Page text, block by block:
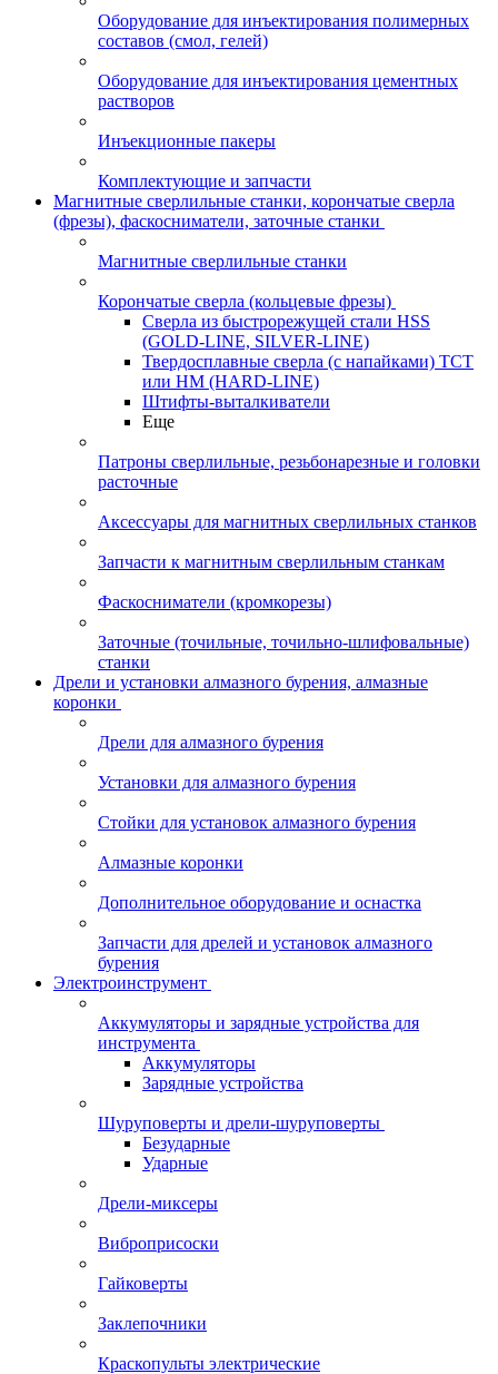
Оборудование для инъектирования полимерных
составов (смол, гелей)
Оборудование для инъектирования цементных
растворов
Инъекционные пакеры
Комплектующие и запчасти
Магнитные сверлильные станки, корончатые сверла
(фрезы), фаскосниматели, заточные станки
Магнитные сверлильные станки
Корончатые сверла (кольцевые фрезы)
Сверла из быстрорежущей стали HSS
(GOLD-LINE, SILVER-LINE)
Твердосплавные сверла (с напайками) ТСТ
или HM (HARD-LINE)
Штифты-выталкиватели
Еще
Патроны сверлильные, резьбонарезные и головки
расточные
Аксессуары для магнитных сверлильных станков
Запчасти к магнитным сверлильным станкам
Фаскосниматели (кромкорезы)
Заточные (точильные, точильно-шлифовальные)
станки
Дрели и установки алмазного бурения, алмазные
коронки
Дрели для алмазного бурения
Установки для алмазного бурения
Стойки для установок алмазного бурения
Алмазные коронки
Дополнительное оборудование и оснастка
Запчасти для дрелей и установок алмазного
бурения
Электроинструмент
Аккумуляторы и зарядные устройства для
инструмента
Аккумуляторы
Зарядные устройства
Шуруповерты и дрели-шуруповерты
Безударные
Ударные
Дрели-миксеры
Виброприсоски
Гайковерты
Заклепочники
Краскопульты электрические